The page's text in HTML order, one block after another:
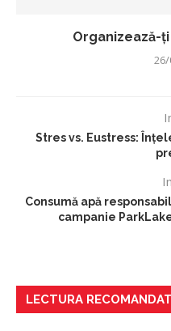
Organizează-
Stres vs. Eustress:
Consumă apă
campanie
LECTURA